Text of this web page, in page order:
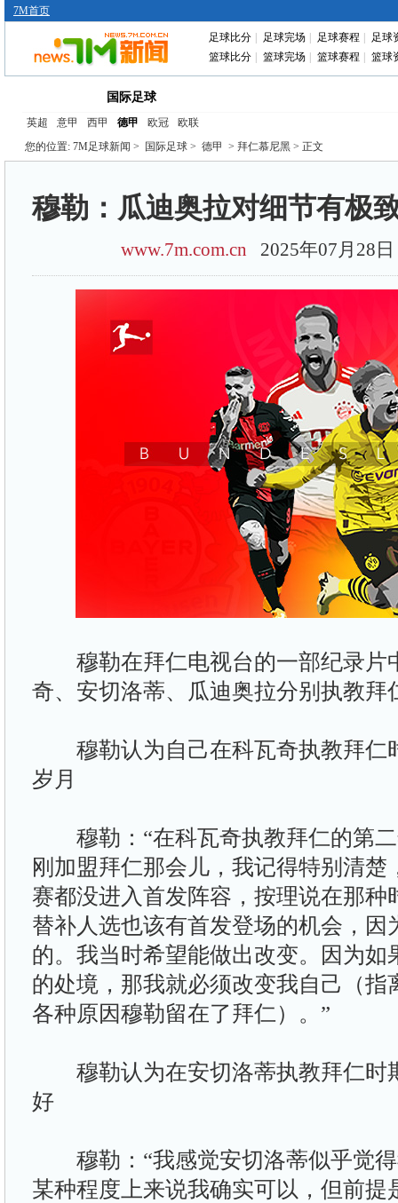
7M首页
足球比分 足球完场 足球赛程
足球
篮球比分
篮球完场 篮球赛程 篮球
国际足球
英超 意甲 西甲 德甲 欧冠
欧联
您的位置: 7M足球新闻 > 国际足球 > 德甲 > 拜仁慕尼黑 > 正文
穆勒：瓜迪奥拉对细节有极
www.7m.com.cn 2025年07月28
穆勒在拜仁电视台的一部纪录片
奇、安切洛蒂、瓜迪奥拉分别执教拜
穆勒认为自己在科瓦奇执教拜仁
岁月
穆勒：“在科瓦奇执教拜仁的第二
刚加盟拜仁那会儿，我记得特别清楚
赛都没进入首发阵容，按理说在那种
替补人选也该有首发登场的机会，因
的。我当时希望能做出改变。因为如
的处境，那我就必须改变我自己（指
各种原因穆勒留在了拜仁）。”
穆勒认为在安切洛蒂执教拜仁时
好
穆勒：“我感觉安切洛蒂似乎觉得
某种程度上来说我确实可以，但前提